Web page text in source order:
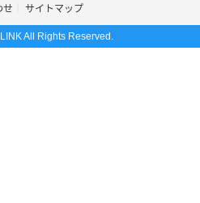
せ
サイトマップ
All Rights Reserved.